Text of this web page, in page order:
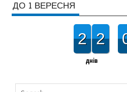
ДО 1 ВЕРЕСНЯ
2 2
днів